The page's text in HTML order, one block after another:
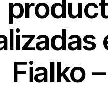
Fialko